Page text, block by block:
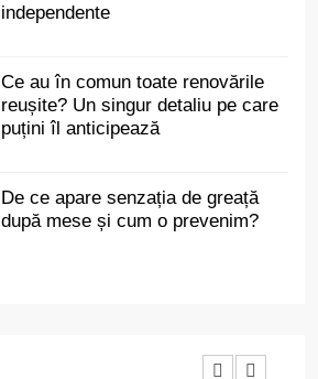
independente
Ce au în comun toate renovările
reușite? Un singur detaliu pe care
puțini îl anticipează
De ce apare senzația de greață
după mese și cum o prevenim?